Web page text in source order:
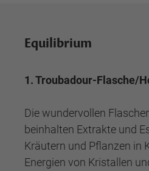
Equilibrium
1. Troubadour-Flasche/
Die wundervollen
beinhalten Extrakte und
Kräutern und Pflanzen in
Energien von Kristallen